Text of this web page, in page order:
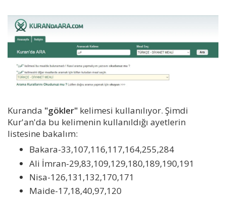
Kuranda "gökler" kelimesi kullanılıyor. Şimdi
Kur'an'da bu kelimenin kullanıldığı ayetlerin
listesine bakalım:
Bakara-33,107,116,117,164,255,284
Ali İmran-29,83,109,129,180,189,190,191
Nisa-126,131,132,170,171
Maide-17,18,40,97,120